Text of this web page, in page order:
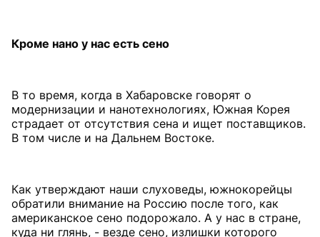
Кроме нано у нас есть сено
В то время, когда в Хабаровске говорят о
модернизации и нанотехнологиях, Южная Корея
страдает от отсутствия сена и ищет поставщиков.
В том числе и на Дальнем Востоке.
Как утверждают наши слуховеды, южнокорейцы
обратили внимание на Россию после того, как
американское сено подорожало. А у нас в стране,
куда ни глянь, - везде сено, излишки которого